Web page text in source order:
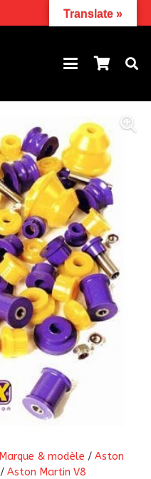
Marque & modèle / Aston
/ Aston Martin V8
Translate »